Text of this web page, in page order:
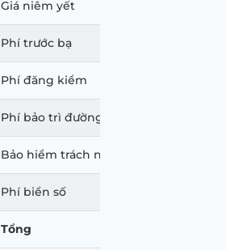
Giá niêm yết
Phí trước bạ
Phí đăng kiểm
Phí bảo trì đường bộ
Bảo hiểm trách nhiệm dân sự
Phí biển số
Tổng